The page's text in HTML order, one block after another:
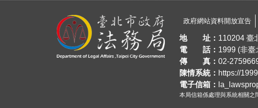
政府網站資料開放宣告
地 址
110204 臺
電 話
1999 (非臺
傳 真
02-
陳情系統
https://
電子信箱
本局信箱係處理與系統相關之